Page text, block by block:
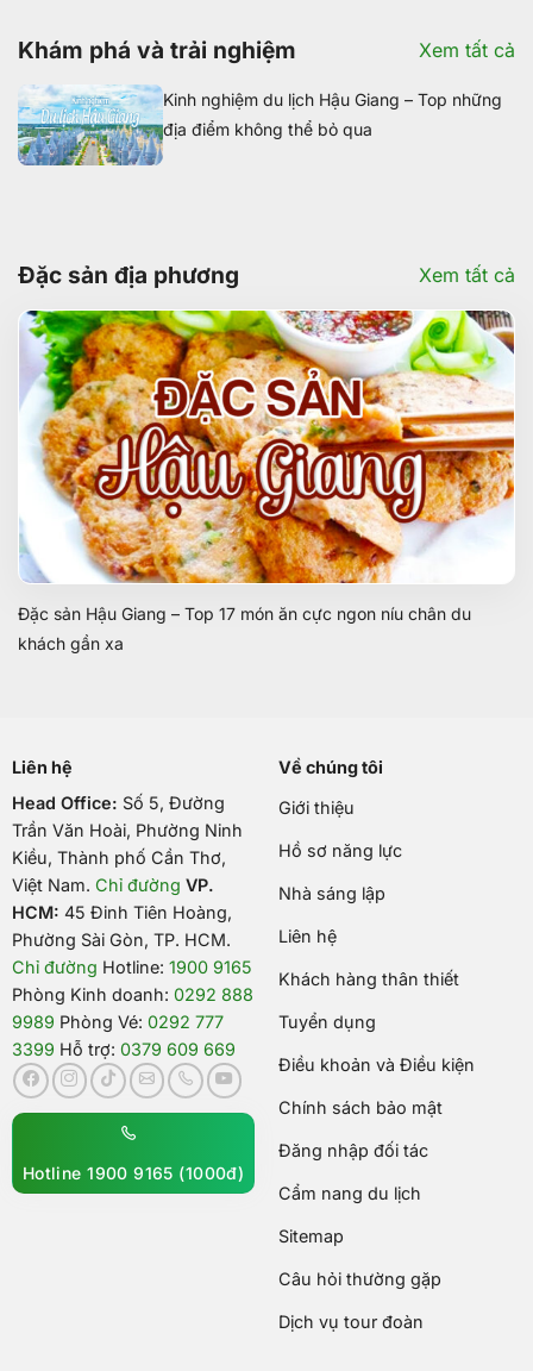
Khám phá và trải nghiệm Xem tất cả
Kinh nghiệm du lịch Hậu Giang – Top những
địa điểm không thể bỏ qua
Đặc sản địa phương Xem tất cả
Đặc sản Hậu Giang – Top 17 món ăn cực ngon níu chân du
khách gần xa
Liên hệ
Head Office: Số 5, Đường
Trần Văn Hoài, Phường Ninh
Kiều, Thành phố Cần Thơ,
Việt Nam. Chỉ đường VP.
HCM: 45 Đinh Tiên Hoàng,
Phường Sài Gòn, TP. HCM.
Chỉ đường Hotline: 1900 9165
Phòng Kinh doanh: 0292 888
9989 Phòng Vé: 0292 777
3399 Hỗ trợ: 0379 609 669
Hotline 1900 9165 (1000đ)
Về chúng tôi
Giới thiệu
Hồ sơ năng lực
Nhà sáng lập
Liên hệ
Khách hàng thân thiết
Tuyển dụng
Điều khoản và Điều kiện
Chính sách bảo mật
Đăng nhập đối tác
Cẩm nang du lịch
Sitemap
Câu hỏi thường gặp
Dịch vụ tour đoàn